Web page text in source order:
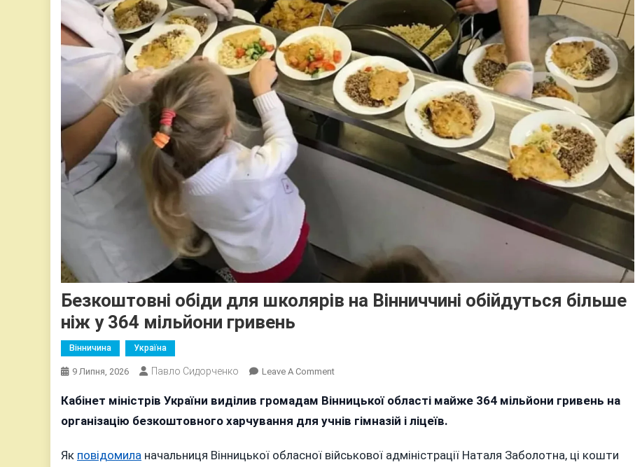
Безкоштовні обіди для школярів на Вінниччині обійдуться більше
ніж у 364 мільйони гривень
Вінничина Україна
9 Липня, 2026 Павло Сидорченко Leave A CommentOn
Обіди
Для
На
Кабінет міністрів України виділив громадам Вінницької області майже 364 мільйони гривень на
організацію безкоштовного харчування для учнів гімназій і ліцеїв.
Як повідомила начальниця Вінницької обласної військової адміністрації Наталя Заболотна, ці кошти